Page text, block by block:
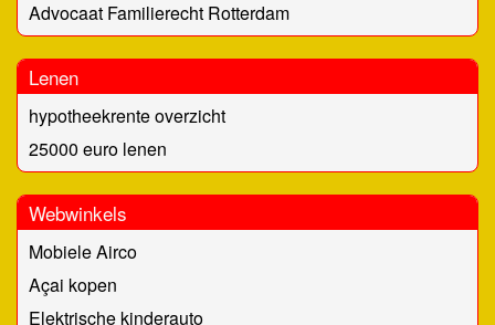
Advocaat Familierecht Rotterdam
Lenen
hypotheekrente overzicht
25000 euro lenen
Webwinkels
Mobiele Airco
Açai kopen
Elektrische kinderauto